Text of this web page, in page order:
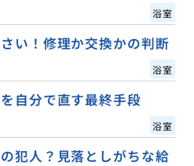
浴室
い！修理か交換かの判断
浴室
自分で直す最終手段
浴室
犯人？見落としがちな給